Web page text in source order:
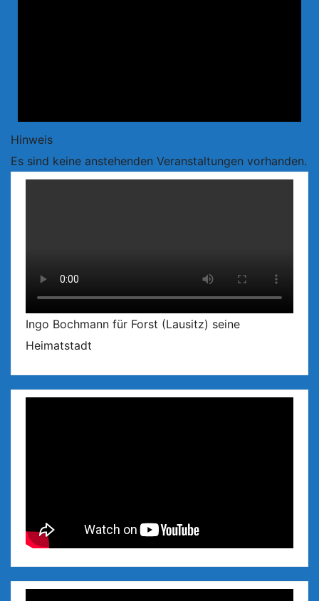
Hinweis
Es sind keine anstehenden Veranstaltungen vorhanden.
Ingo Bochmann für Forst (Lausitz) seine
Heimatstadt